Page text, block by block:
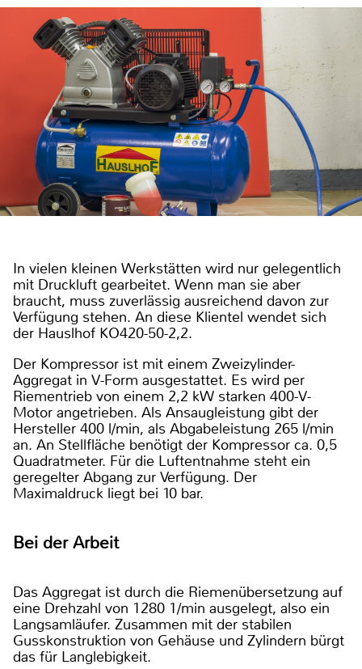
In vielen kleinen Werkstätten wird nur gelegentlich
mit Druckluft gearbeitet. Wenn man sie aber
braucht, muss zuverlässig ausreichend davon zur
Verfügung stehen. An diese Klientel wendet sich
der Hauslhof KO420-50-2,2.
Der Kompressor ist mit einem Zweizylinder-
Aggregat in V-Form ausgestattet. Es wird per
Riementrieb von einem 2,2 kW starken 400-V-
Motor angetrieben. Als Ansaugleistung gibt der
Hersteller 400 l/min, als Abgabeleistung 265 l/min
an. An Stellfläche benötigt der Kompressor ca. 0,5
Quadratmeter. Für die Luftentnahme steht ein
geregelter Abgang zur Verfügung. Der
Maximaldruck liegt bei 10 bar.
Bei der Arbeit
Das Aggregat ist durch die Riemenübersetzung auf
eine Drehzahl von 1280 1/min ausgelegt, also ein
Langsamläufer. Zusammen mit der stabilen
Gusskonstruktion von Gehäuse und Zylindern bürgt
das für Langlebigkeit.